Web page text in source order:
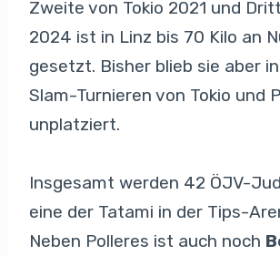
Zweite von Tokio 2021 und
2024 ist in Linz bis 70 Kilo an
gesetzt. Bisher blieb sie aber
Slam-Turnieren von Tokio und
unplatziert.
Insgesamt werden 42 ÖJV-
eine der Tatami in der Tips-
Neben Polleres ist auch noch